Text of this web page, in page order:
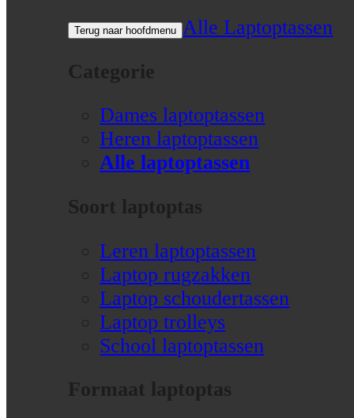
Terug naar hoofdmenu Alle Laptoptassen
Categorie
Dames laptoptassen
Heren laptoptassen
Alle laptoptassen
Soort laptoptas
Leren laptoptassen
Laptop rugzakken
Laptop schoudertassen
Laptop trolleys
School laptoptassen
Formaat laptoptas